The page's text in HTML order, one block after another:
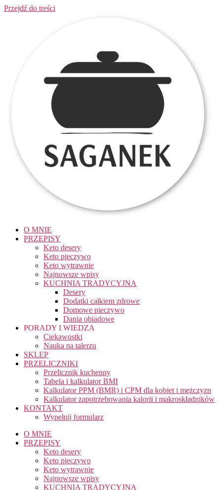
Przejdź do treści
O MNIE
PRZEPISY
Keto desery
Keto pieczywo
Keto wytrawnie
Najnowsze wpisy
KUCHNIA TRADYCYJNA
Desery
Dodatki całkiem zdrowe
Domowe pieczywo
Dania obiadowe
PORADY I WIEDZA
Ciekawostki
Nauka na talerzu
SKLEP
PRZELICZNIKI
Przelicznik kuchenny
Tabela i kalkulator BMI
Kalkulator PPM (BMR) i CPM dla kobiet i mężczyzn
Kalkulator zapotrzebowania kalorii i makroskładników
KONTAKT
Wypełnij formularz
O MNIE
PRZEPISY
Keto desery
Keto pieczywo
Keto wytrawnie
Najnowsze wpisy
KUCHNIA TRADYCYJNA